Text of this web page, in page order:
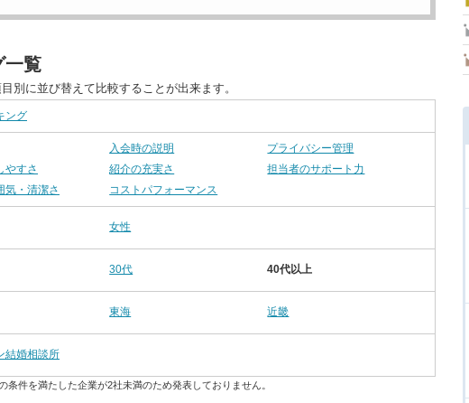
一覧
別に並び替えて比較することが出来ます。
ング
入会時の説明
プライバシー管理
やすさ
紹介の充実さ
担当者のサポート力
気・清潔さ
コストパフォーマンス
女性
30代 40代以上
東海 近畿
結婚相談所
件を満たした企業が2社未満のため発表しておりません。